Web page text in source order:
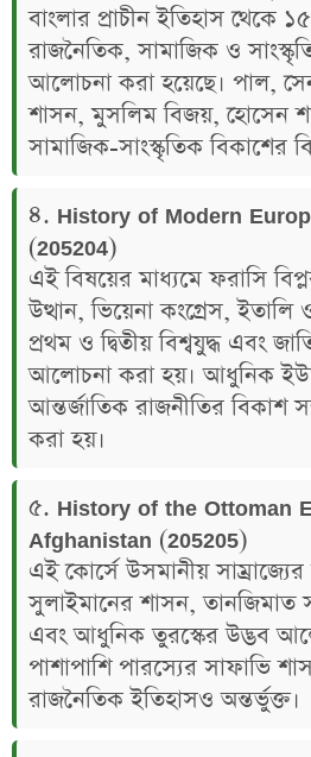
বাংলার প্রাচীন ইতিহাস থেকে
রাজনৈতিক, সামাজিক ও
আলোচনা করা হয়েছে। পাল,
শাসন, মুসলিম বিজয়, হোসেন
সামাজিক-সাংস্কৃতিক বিকাশের
৪. History of Modern
(205204)
এই বিষয়ের মাধ্যমে ফরাসি
উত্থান, ভিয়েনা কংগ্রেস,
প্রথম ও দ্বিতীয় বিশ্বযুদ্ধ এবং
আলোচনা করা হয়। আধুনিক
আন্তর্জাতিক রাজনীতির বিকাশ
করা হয়।
৫. History of the Ottoman
Afghanistan (205205)
এই কোর্সে উসমানীয়
সুলাইমানের শাসন, তানজিমাত
এবং আধুনিক তুরস্কের উদ্ভব
পাশাপাশি পারস্যের সাফাভি
রাজনৈতিক ইতিহাসও অন্তর্ভুক্ত।